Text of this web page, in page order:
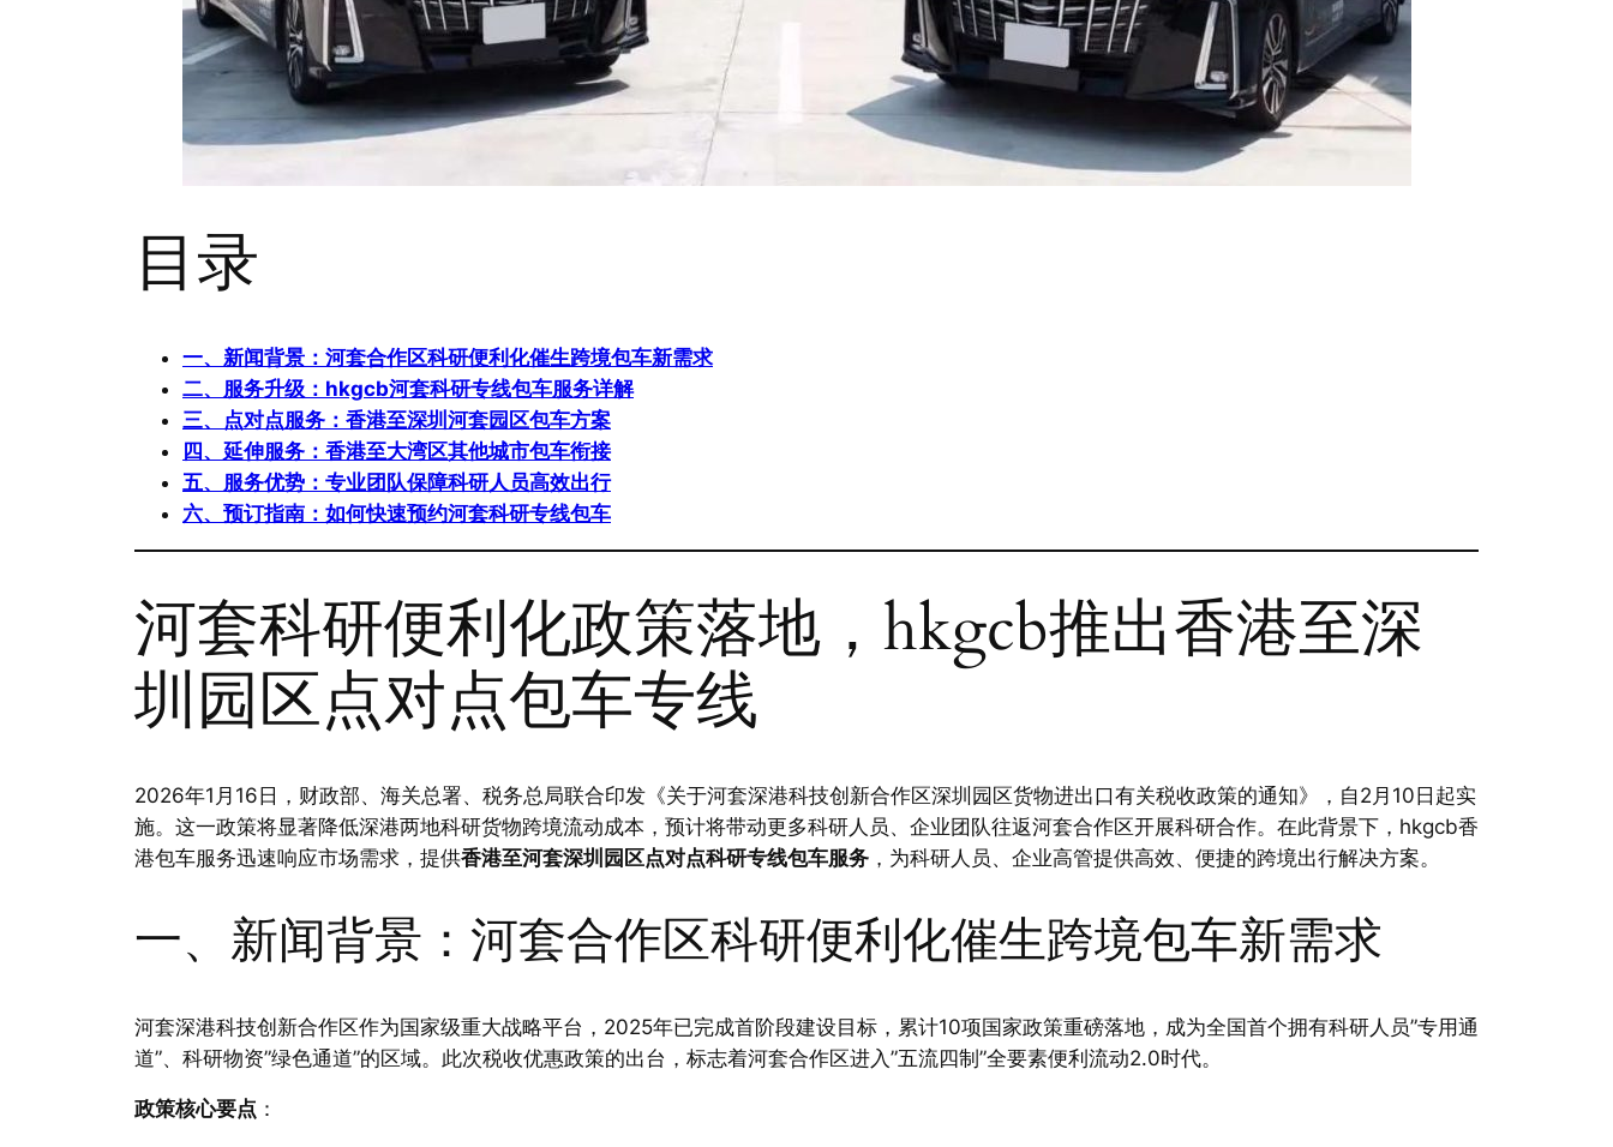
目录
一、新闻背景：河套合作区科研便利化催生跨境包车新需求
二、服务升级：hkgcb河套科研专线包车服务详解
三、点对点服务：香港至深圳河套园区包车方案
四、延伸服务：香港至大湾区其他城市包车衔接
五、服务优势：专业团队保障科研人员高效出行
六、预订指南：如何快速预约河套科研专线包车
河套科研便利化政策落地，hkgcb推出香港至深
圳园区点对点包车专线
2026年1月16日，财政部、海关总署、税务总局联合印发《关于河套深港科技创新合作区深圳园区货物进出口有关税收政策的通知》，自2月10日起实
施。这一政策将显著降低深港两地科研货物跨境流动成本，预计将带动更多科研人员、企业团队往返河套合作区开展科研合作。在此背景下，hkgcb香
港包车服务迅速响应市场需求，提供香港至河套深圳园区点对点科研专线包车服务 ，为科研人员、企业高管提供高效、便捷的跨境出行解决方案。
一、新闻背景：河套合作区科研便利化催生跨境包车新需求
河套深港科技创新合作区作为国家级重大战略平台，2025年已完成首阶段建设目标，累计10项国家政策重磅落地，成为全国首个拥有科研人员”专用通
道”、科研物资”绿色通道”的区域。此次税收优惠政策的出台，标志着河套合作区进入”五流四制”全要素便利流动2.0时代。
政策核心要点 ：